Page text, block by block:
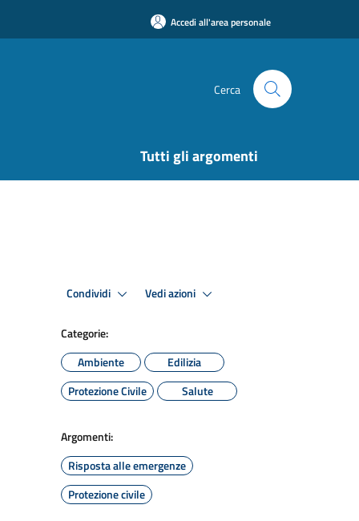
Accedi all'area personale
Cerca
Tutti gli argomenti
Condividi Vedi azioni
Categorie:
Ambiente
Edilizia
Protezione Civile
Salute
Argomenti:
Risposta alle emergenze
Protezione civile